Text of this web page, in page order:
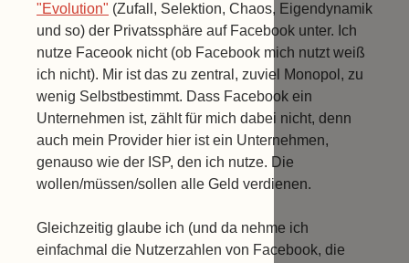
"Evolution" (Zufall, Selektion, Chaos, Eigendynamik
und so) der Privatssphäre auf Facebook unter. Ich
nutze Faceook nicht (ob Facebook mich nutzt weiß
ich nicht). Mir ist das zu zentral, zuviel Monopol, zu
wenig Selbstbestimmt. Dass Facebook ein
Unternehmen ist, zählt für mich dabei nicht, denn
auch mein Provider hier ist ein Unternehmen,
genauso wie der ISP, den ich nutze. Die
wollen/müssen/sollen alle Geld verdienen.
Gleichzeitig glaube ich (und da nehme ich
einfachmal die Nutzerzahlen von Facebook, die